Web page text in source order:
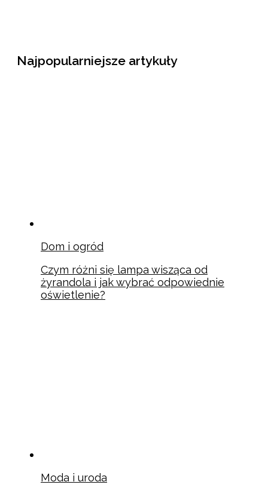
Najpopularniejsze artykuły
Dom i ogród
Czym różni się lampa wisząca od
żyrandola i jak wybrać odpowiednie
oświetlenie?
Moda i uroda